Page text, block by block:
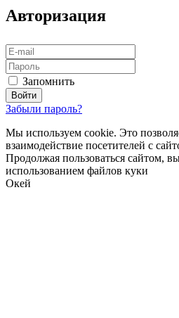
Авторизация
Запомнить
Забыли пароль?
Мы используем cookie. Это
взаимодействие посетителей с
Продолжая пользоваться сайтом,
использованием файлов куки
Окей